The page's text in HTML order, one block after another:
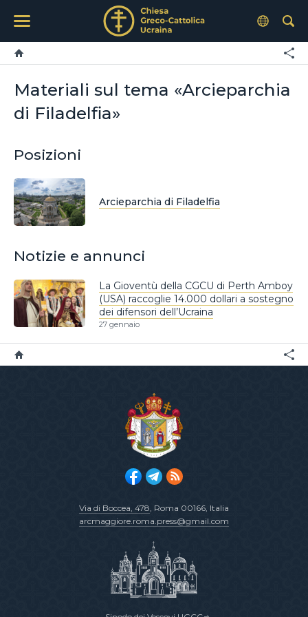
Materiali sul tema «Arcieparchia
di Filadelfia»
Posizioni
Arcieparchia di Filadelfia
Notizie e annunci
La Gioventù della CGCU di Perth Amboy
(USA) raccoglie 14.000 dollari a sostegno
dei difensori dell’Ucraina
27 gennaio
Via di Boccea, 478, Roma 00166, Italia
arcmaggiore.roma.press@gmail.com